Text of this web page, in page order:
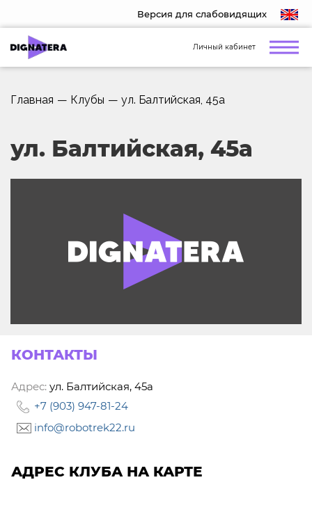
Версия для слабовидящих
Личный кабинет
Главная — Клубы — ул. Балтийская, 45а
ул. Балтийская, 45а
КОНТАКТЫ
Адрес: ул. Балтийская, 45а
+7 (903) 947-81-24
info@robotrek22.ru
АДРЕС КЛУБА НА КАРТЕ